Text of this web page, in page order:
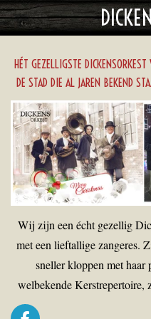
Ga
direct
de
hoofdinhoud
HÉT GEZELLIGSTE
DE STAD DIE AL JAREN BEKEND
Wij zijn een écht gezellig
met een lieftallige zangeres.
sneller kloppen met
welbekende Kerstrepertoire,